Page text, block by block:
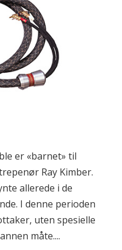
er «barnet» til
Ray Kimber.
allerede i de
I denne perioden
uten spesielle
måte....